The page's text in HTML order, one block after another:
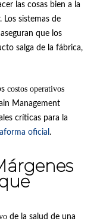
las cosas bien a la
Los sistemas de
que los
salga de la fábrica,
costos operativos
Management
críticas para la
oficial .
de la salud de una